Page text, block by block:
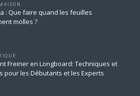
: Que faire quand les feuilles
molles ?
Freiner en Longboard: Techniques et
pour les Débutants et les Experts